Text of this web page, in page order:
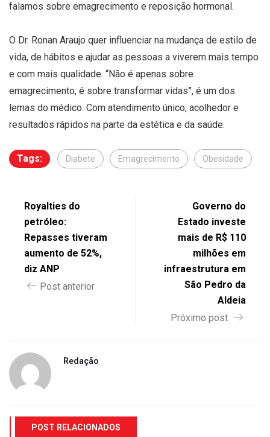
falamos sobre emagrecimento e reposição hormonal.
O Dr. Ronan Araujo quer influenciar na mudança de estilo de
vida, de hábitos e ajudar as pessoas a viverem mais tempo
e com mais qualidade. “Não é apenas sobre
emagrecimento, é sobre transformar vidas”, é um dos
lemas do médico. Com atendimento único, acolhedor e
resultados rápidos na parte da estética e da saúde.
Tags: Diabete Emagrecimento Obesidade
Royalties do
petróleo:
Repasses tiveram
aumento de 52%,
diz ANP
Post anterior
Governo do
Estado investe
mais de R$ 110
milhões em
infraestrutura em
São Pedro da
Aldeia
Próximo post
Redação
POST RELACIONADOS